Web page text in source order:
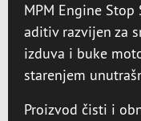
MPM Engine
aditiv razvijen za
izduva i buke
starenjem
Proizvod čisti i